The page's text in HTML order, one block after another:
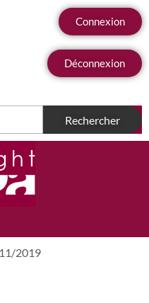
Connexion
Déconnexion
2019